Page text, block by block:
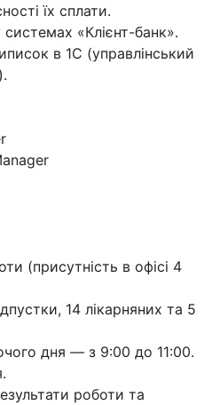
їх сплати.
«Клієнт-банк».
в 1С (управлінський
(присутність в офісі 4
14 лікарняних та 5
дня — з 9:00 до 11:00.
роботи та